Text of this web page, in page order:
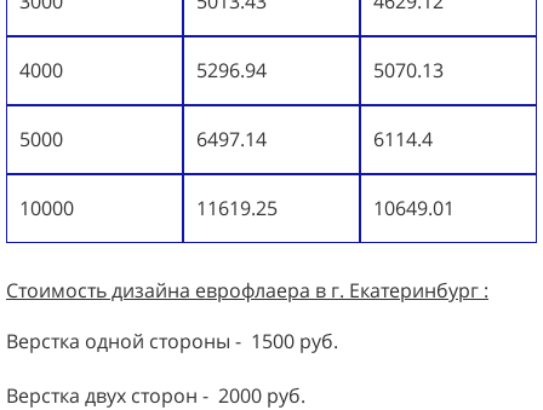
4000 5296.94 5070.13
5000 6497.14 6114.4
10000 11619.25 10649.01
Стоимость дизайна еврофлаера в г. Екатеринбург :
Верстка одной стороны - 1500 руб.
Верстка двух сторон - 2000 руб.